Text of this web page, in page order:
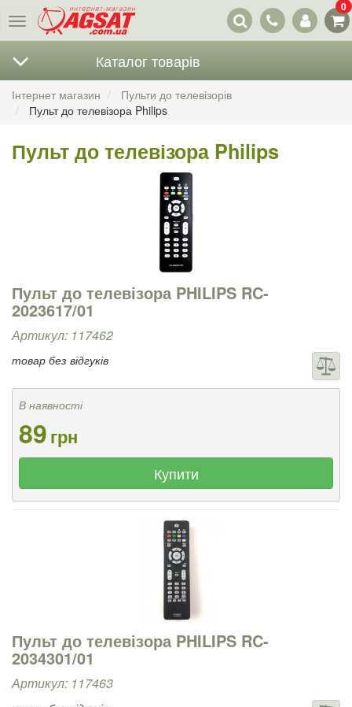
Меню
Наші
контакти
0
Каталог товарів
Інтернет магазин
Пульти до телевізорів
Пульт до телевізора Philips
Пульт до телевізора Philips
Пульт до телевізора PHILIPS RC-
2023617/01
Артикул: 117462
товар без відгуків
В наявності
89грн
Купити
Пульт до телевізора PHILIPS RC-
2034301/01
Артикул: 117463